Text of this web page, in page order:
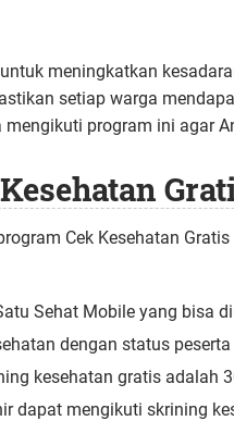
meningkatkan
setiap warga
mengikuti program ini agar
Cek Kesehatan
Sehat Mobile yang bisa
dengan status
kesehatan gratis adalah
dapat mengikuti skrining